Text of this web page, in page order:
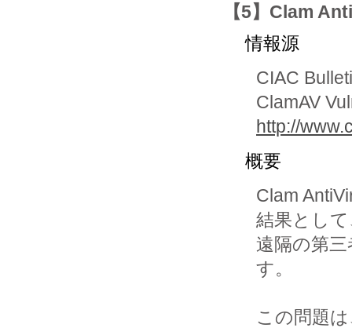
【5】Clam
情報源
CIAC
ClamAV
http://
概要
Clam
結果とし
遠隔の第
す。
この問題